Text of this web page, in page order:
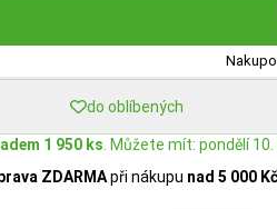
do oblíbených
1 950 ks . Můžete mít: pondělí 10.
ZDARMApři nákupu nad 5 000 Kč